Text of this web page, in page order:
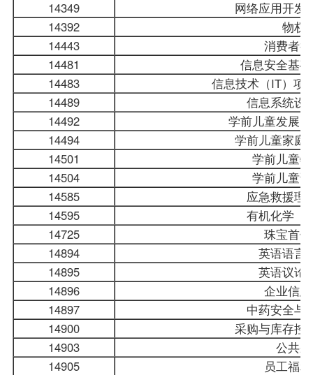
14349
网络应用开发
14392
物权
14443
消费者
14481
信息安全基
14483
信息技术（IT）项
14489
信息系统设
14492
学前儿童发展
14494
学前儿童家庭
14501
学前儿童
14504
学前儿童
14585
应急救援理
14595
有机化学（
14725
珠宝首
14894
英语语言
14895
英语议论
14896
企业信
14897
中药安全与
14900
采购与库存控
14903
公共
14905
员工福